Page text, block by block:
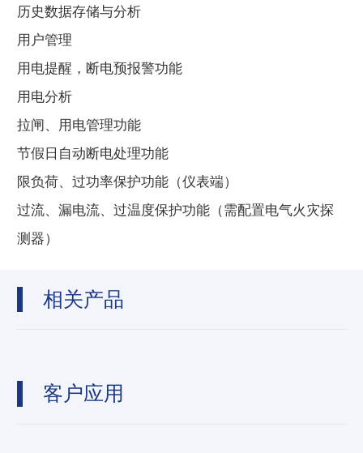
历史数据存储与分析
用户管理
用电提醒，断电预报警功能
用电分析
拉闸、用电管理功能
节假日自动断电处理功能
限负荷、过功率保护功能（仪表端）
过流、漏电流、过温度保护功能（需配置电气火灾探
测器）
相关产品
客户应用